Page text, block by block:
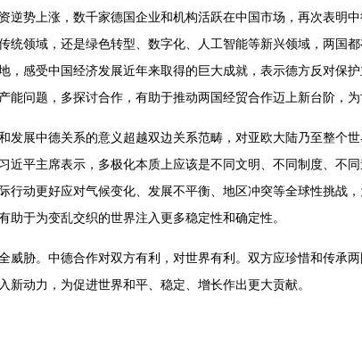
逆势上涨，数千家德国企业和机构活跃在中国市场，再次表明
统领域，还是绿色转型、数字化、人工智能等新兴领域，两国
，感受中国经济发展近年来取得的巨大成就，表示德方反对保
问题，多探讨合作，有助于推动两国经贸合作迈上新台阶，为
发展中德关系的意义超越双边关系范畴，对亚欧大陆乃至整个
近平主席表示，多极化本质上应该是不同文明、不同制度、不
行动更好应对气候变化、发展不平衡、地区冲突等全球性挑战
于为变乱交织的世界注入更多稳定性和确定性。
威胁。中德合作对双方有利，对世界有利。双方应珍惜和传承
动力，为促进世界和平、稳定、增长作出更大贡献。